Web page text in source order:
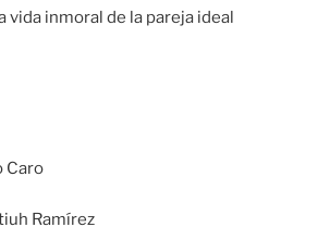
inmoral de la pareja ideal
Caro
Ramírez